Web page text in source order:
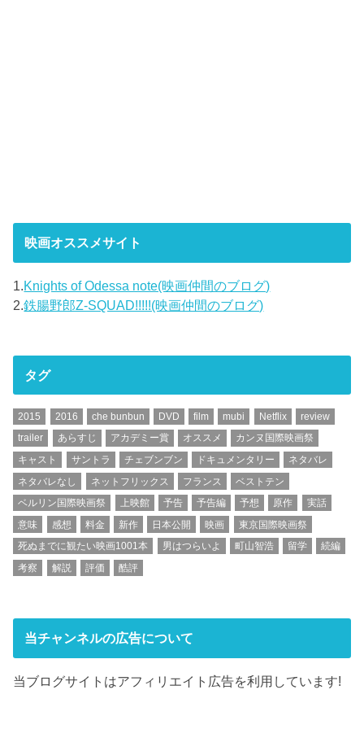
映画オススメサイト
1.Knights of Odessa note(映画仲間のブログ)
2.鉄腸野郎Z-SQUAD!!!!!(映画仲間のブログ)
タグ
2015 2016 che bunbun DVD film mubi Netflix
review
trailer
あらすじ アカデミー賞 オススメ
カンヌ国際映画祭
キャスト
サントラ チェブンブン ドキュメンタリー
ネタバレ
ネタバレなし
ネットフリックス フランス
ベストテン
ベルリン国際映画祭
上映館 予告 予告編 予想 原作
実話
意味
感想 料金 新作 日本公開 映画
東京国際映画祭
死ぬまでに観たい映画1001本
男はつらいよ 町山智浩 留学
続編
考察
解説 評価 酷評
当チャンネルの広告について
当ブログサイトはアフィリエイト広告を利用しています!